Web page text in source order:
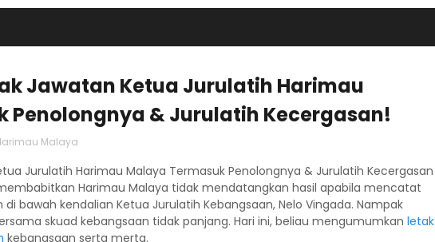
Jawatan Ketua Jurulatih Harimau
Penolongnya & Jurulatih Kecergasan!
Malaya
Jurulatih Harimau Malaya Termasuk Penolongnya & Jurulatih Kecergasan
Harimau Malaya tidak mendatangkan hasil apabila mencatat
bawah kendalian Ketua Jurulatih Kebangsaan, Nelo Vingada. Nampak
skuad kebangsaan tidak panjang. Hari ini, beliau mengumumkan letak
kebangsaan serta merta.